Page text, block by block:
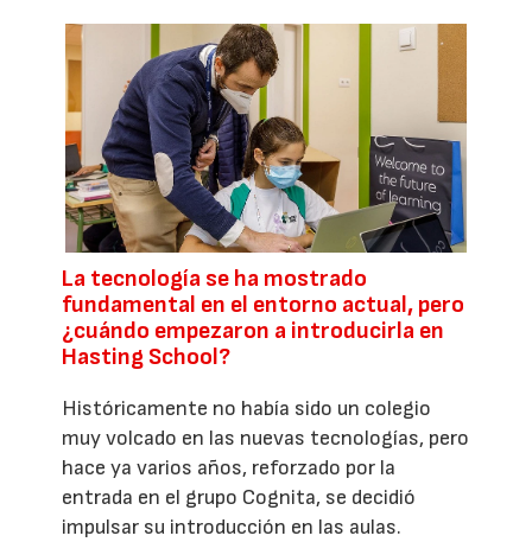
La tecnología se ha mostrado
fundamental en el entorno actual, pero
¿cuándo empezaron a introducirla en
Hasting School?
Históricamente no había sido un colegio
muy volcado en las nuevas tecnologías, pero
hace ya varios años, reforzado por la
entrada en el grupo Cognita, se decidió
impulsar su introducción en las aulas.